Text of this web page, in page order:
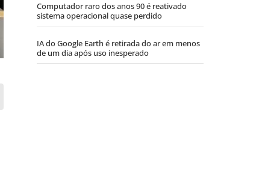
Computador raro dos anos 90 é reativado
sistema operacional quase perdido
IA do Google Earth é retirada do ar em menos
de um dia após uso inesperado